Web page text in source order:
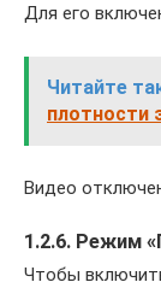
Для его
Читайте
плотности
Видео
1.2.6. Режим
Чтобы